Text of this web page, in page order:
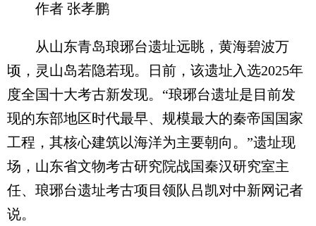
作者 张孝鹏
从山东青岛琅琊台遗址远眺，黄海碧波万
顷，灵山岛若隐若现。日前，该遗址入选2025年
度全国十大考古新发现。“琅琊台遗址是目前发
现的东部地区时代最早、规模最大的秦帝国国家
工程，其核心建筑以海洋为主要朝向。”遗址现
场，山东省文物考古研究院战国秦汉研究室主
任、琅琊台遗址考古项目领队吕凯对中新网记者
说。